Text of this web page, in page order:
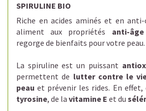
SPIRULINE BIO
Riche en acides aminés et en anti-
aliment aux propriétés anti-âge
regorge de bienfaits pour votre peau.
La spiruline est un puissant
permettent de lutter contre le
peau et prévenir les rides. En
tyrosine, de la vitamine E et du